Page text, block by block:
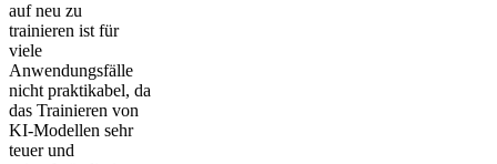
auf neu zu
trainieren ist für
viele
Anwendungsfälle
nicht praktikabel, da
das Trainieren von
KI-Modellen sehr
teuer und